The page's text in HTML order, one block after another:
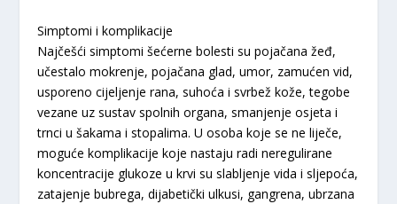
Simptomi i komplikacije
Najčešći simptomi šećerne bolesti su pojačana žeđ,
učestalo mokrenje, pojačana glad, umor, zamućen vid,
usporeno cijeljenje rana, suhoća i svrbež kože, tegobe
vezane uz sustav spolnih organa, smanjenje osjeta i
trnci u šakama i stopalima. U osoba koje se ne liječe,
moguće komplikacije koje nastaju radi neregulirane
koncentracije glukoze u krvi su slabljenje vida i sljepoća,
zatajenje bubrega, dijabetički ulkusi, gangrena, ubrzana